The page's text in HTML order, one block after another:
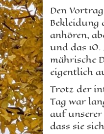
Den
anhören,
und das
mährische
eigentlich
Trotz der
Tag war
auf
dass sie